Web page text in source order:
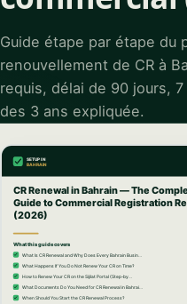
Guide étape par étape du
renouvellement de CR à
requis, délai de 90 jours,
des 3 ans expliquée.